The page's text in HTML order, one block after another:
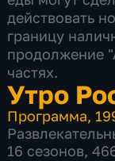
действовать
границу
продолжение
частях.
Утро
Программа,
16 сезонов,